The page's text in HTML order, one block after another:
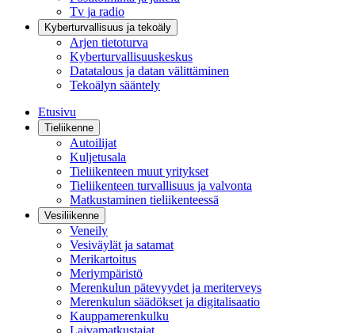
Tv ja radio
Kyberturvallisuus ja tekoäly
Arjen tietoturva
Kyberturvallisuuskeskus
Datatalous ja datan välittäminen
Tekoälyn sääntely
Etusivu
Tieliikenne
Autoilijat
Kuljetusala
Tieliikenteen muut yritykset
Tieliikenteen turvallisuus ja valvonta
Matkustaminen tieliikenteessä
Vesiliikenne
Veneily
Vesiväylät ja satamat
Merikartoitus
Meriympäristö
Merenkulun pätevyydet ja meriterveys
Merenkulun säädökset ja digitalisaatio
Kauppamerenkulku
Laivamatkustajat